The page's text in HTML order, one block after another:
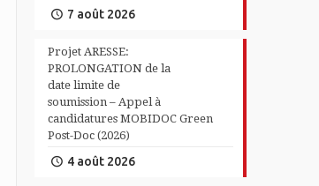
7 août 2026
Projet ARESSE:
PROLONGATION de la
date limite de
soumission – Appel à
candidatures MOBIDOC Green
Post-Doc (2026)
4 août 2026